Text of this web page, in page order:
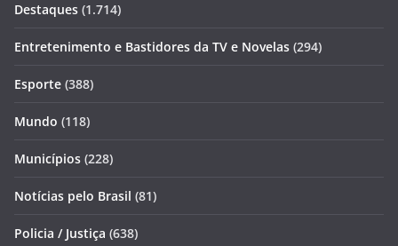
Destaques (1.714)
Entretenimento e Bastidores da TV e Novelas (294)
Esporte (388)
Mundo (118)
Municípios (228)
Notícias pelo Brasil (81)
Policia / Justiça (638)